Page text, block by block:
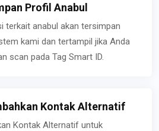
Profil Anabul
terkait anabul akan tersimpan
kami dan tertampil jika Anda
scan pada Tag Smart ID.
Kontak Alternatif
Kontak Alternatif untuk